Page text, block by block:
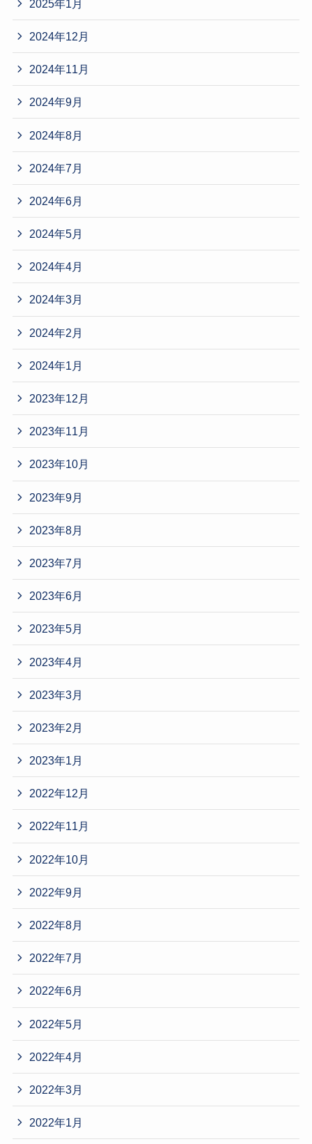
2025年1月
2024年12月
2024年11月
2024年9月
2024年8月
2024年7月
2024年6月
2024年5月
2024年4月
2024年3月
2024年2月
2024年1月
2023年12月
2023年11月
2023年10月
2023年9月
2023年8月
2023年7月
2023年6月
2023年5月
2023年4月
2023年3月
2023年2月
2023年1月
2022年12月
2022年11月
2022年10月
2022年9月
2022年8月
2022年7月
2022年6月
2022年5月
2022年4月
2022年3月
2022年1月